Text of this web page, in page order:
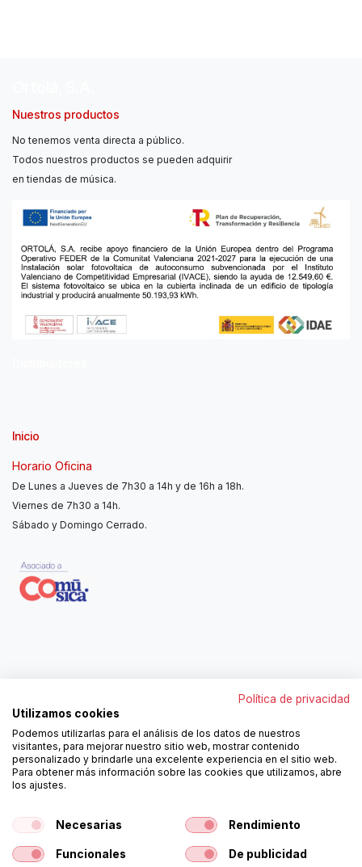
Nuestros productos
No tenemos venta directa a público.
Todos nuestros productos se pueden adquirir
en tiendas de música.
Inicio
Horario Oficina
De Lunes a Jueves de 7h30 a 14h y de 16h a 18h.
Viernes de 7h30 a 14h.
Sábado y Domingo Cerrado.
962250313
ortola@ortola-sa.es
Av. d'Albaida, s/n
46840 La Pobla del Duc (Valencia)
¡Síguenos!
Política de privacidad
Utilizamos cookies
Podemos utilizarlas para el análisis de los datos de nuestros
visitantes, para mejorar nuestro sitio web, mostrar contenido
personalizado y brindarle una excelente experiencia en el sitio web.
Para obtener más información sobre las cookies que utilizamos, abre
los ajustes.
Necesarias Rendimiento
Funcionales De publicidad